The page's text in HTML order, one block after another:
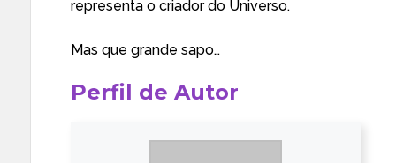
representa o criador do Universo.
Mas que grande sapo…
Perfil de Autor